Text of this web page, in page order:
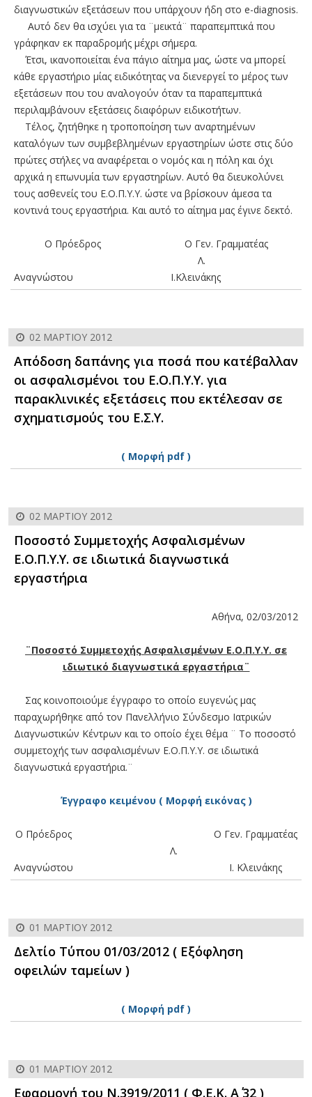
διαγνωστικών εξετάσεων που υπάρχουν ήδη στο e-diagnosis.
Αυτό δεν θα ισχύει για τα ¨μεικτά¨ παραπεμπτικά που
γράφηκαν εκ παραδρομής μέχρι σήμερα.
Έτσι, ικανοποιείται ένα πάγιο αίτημα μας, ώστε να μπορεί
κάθε εργαστήριο μίας ειδικότητας να διενεργεί το μέρος των
εξετάσεων που του αναλογούν όταν τα παραπεμπτικά
περιλαμβάνουν εξετάσεις διαφόρων ειδικοτήτων.
Τέλος, ζητήθηκε η τροποποίηση των αναρτημένων
καταλόγων των συμβεβλημένων εργαστηρίων ώστε στις δύο
πρώτες στήλες να αναφέρεται ο νομός και η πόλη και όχι
αρχικά η επωνυμία των εργαστηρίων. Αυτό θα διευκολύνει
τους ασθενείς του Ε.Ο.Π.Υ.Υ. ώστε να βρίσκουν άμεσα τα
κοντινά τους εργαστήρια. Και αυτό το αίτημα μας έγινε δεκτό.
Ο Πρόεδρος Ο Γεν. Γραμματέας
Λ.
Αναγνώστου Ι.Κλεινάκης
02 ΜΑΡΤΊΟΥ 2012
Απόδοση δαπάνης για ποσά που κατέβαλλαν
οι ασφαλισμένοι του Ε.Ο.Π.Υ.Υ. για
παρακλινικές εξετάσεις που εκτέλεσαν σε
σχηματισμούς του Ε.Σ.Υ.
( Μορφή pdf )
02 ΜΑΡΤΊΟΥ 2012
Ποσοστό Συμμετοχής Ασφαλισμένων
Ε.Ο.Π.Υ.Υ. σε ιδιωτικά διαγνωστικά
εργαστήρια
Αθήνα, 02/03/2012
¨Ποσοστό Συμμετοχής Ασφαλισμένων Ε.Ο.Π.Υ.Υ. σε
ιδιωτικό διαγνωστικά εργαστήρια¨
Σας κοινοποιούμε έγγραφο το οποίο ευγενώς μας
παραχωρήθηκε από τον Πανελλήνιο Σύνδεσμο Ιατρικών
Διαγνωστικών Κέντρων και το οποίο έχει θέμα ¨ Το ποσοστό
συμμετοχής των ασφαλισμένων Ε.Ο.Π.Υ.Υ. σε ιδιωτικά
διαγνωστικά εργαστήρια.¨
Έγγραφο κειμένου ( Μορφή εικόνας )
Ο Πρόεδρος Ο Γεν. Γραμματέας
Λ.
Αναγνώστου Ι. Κλεινάκης
01 ΜΑΡΤΊΟΥ 2012
Δελτίο Τύπου 01/03/2012 ( Εξόφληση
οφειλών ταμείων )
( Μορφή pdf )
01 ΜΑΡΤΊΟΥ 2012
Εφαρμογή του Ν.3919/2011 ( Φ.Ε.Κ. Α΄ 32 )